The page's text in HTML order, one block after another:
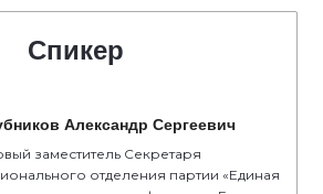
Спикер
Александр Сергеевич
заместитель Секретаря
отделения партии «Единая